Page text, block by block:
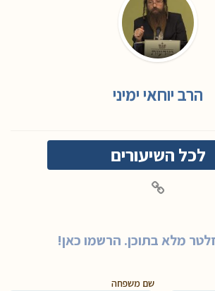
הרב יוחאי ימיני
לכל השיעורים
מלא בתוכן. הרשמו כאן!
שם משפחה